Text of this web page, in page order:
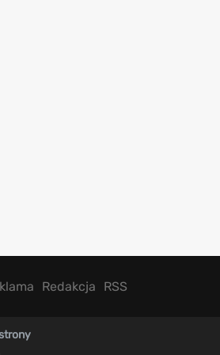
Redakcja RSS